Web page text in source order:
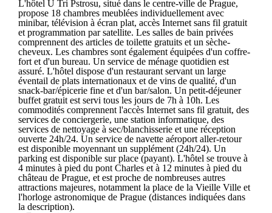
L'hôtel U Tri Pstrosu, situé dans le centre-ville de Prague,
propose 18 chambres meublées individuellement avec
minibar, télévision à écran plat, accès Internet sans fil gratuit
et programmation par satellite. Les salles de bain privées
comprennent des articles de toilette gratuits et un sèche-
cheveux. Les chambres sont également équipées d'un coffre-
fort et d'un bureau. Un service de ménage quotidien est
assuré. L'hôtel dispose d'un restaurant servant un large
éventail de plats internationaux et de vins de qualité, d'un
snack-bar/épicerie fine et d'un bar/salon. Un petit-déjeuner
buffet gratuit est servi tous les jours de 7h à 10h. Les
commodités comprennent l'accès Internet sans fil gratuit, des
services de conciergerie, une station informatique, des
services de nettoyage à sec/blanchisserie et une réception
ouverte 24h/24. Un service de navette aéroport aller-retour
est disponible moyennant un supplément (24h/24). Un
parking est disponible sur place (payant). L'hôtel se trouve à
4 minutes à pied du pont Charles et à 12 minutes à pied du
château de Prague, et est proche de nombreuses autres
attractions majeures, notamment la place de la Vieille Ville et
l'horloge astronomique de Prague (distances indiquées dans
la description).